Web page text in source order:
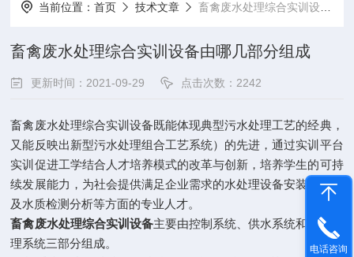
当前位置：首页 技术文章 畜禽废水处理综合实训设备由哪几部分组成
畜禽废水处理综合实训设备由哪几部分组成
更新时间：2021-09-29 点击次数：2242
畜禽废水处理综合实训设备既能体现典型污水处理工艺的经典，
又能反映出新型污水处理组合工艺系统）的先进，通过实训平台
实训促进工学结合人才培养模式的改革与创新，培养学生的可持
续发展能力，为社会提供满足企业需求的水处理设备安装、调试
及水质检测分析等方面的专业人才。
畜禽废水处理综合实训设备主要由控制系统、供水系统和污水处
理系统三部分组成。
电话咨询